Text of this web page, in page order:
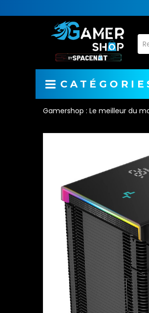
Gamershop : Le meilleur du